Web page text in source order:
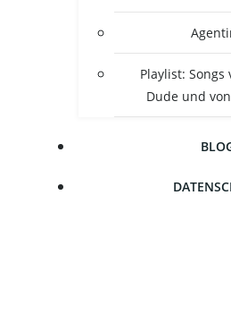
Play­list:
Dude und